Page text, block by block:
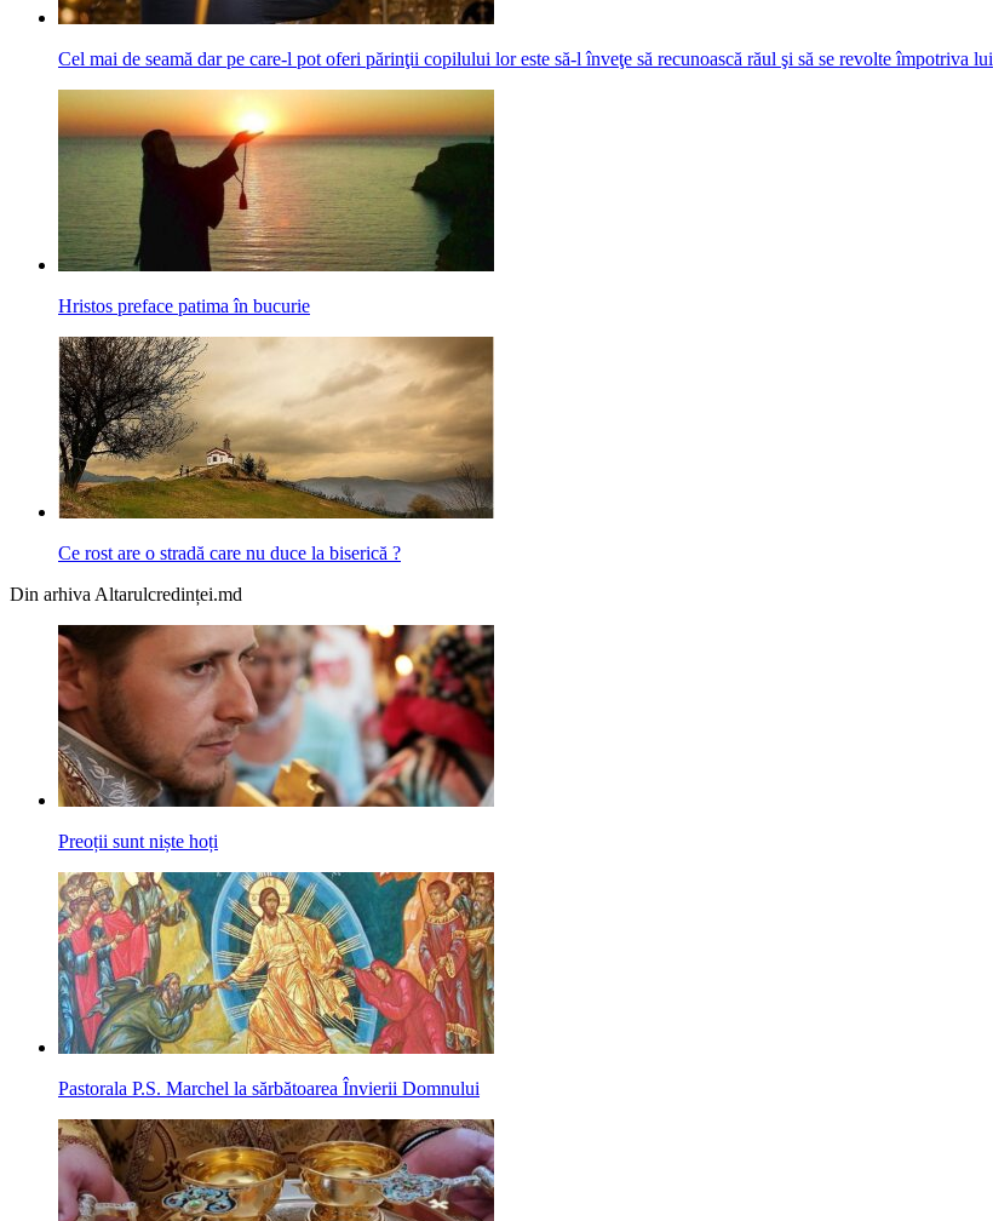
Cel mai de seamă dar pe care-l pot oferi părinţii copilului lor este să-l înveţe să recunoască răul şi să se revolte împotriva lui
Hristos preface patima în bucurie
Ce rost are o stradă care nu duce la biserică ?
Din arhiva Altarulcredinței.md
Preoții sunt niște hoți
Pastorala P.S. Marchel la sărbătoarea Învierii Domnului